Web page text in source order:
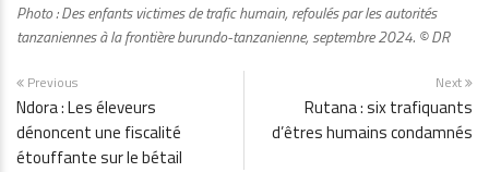
Photo : Des enfants victimes de trafic humain, refoulés par les autorités
tanzaniennes à la frontière burundo-tanzanienne, septembre 2024. © DR
Previous
Ndora : Les éleveurs
dénoncent une fiscalité
étouffante sur le bétail
Next
Rutana : six trafiquants
d’êtres humains condamnés